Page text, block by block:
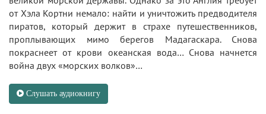
от Хэла Кортни немало: найти и уничтожить предводителя
пиратов, который держит в страхе путешественников,
проплывающих мимо берегов Мадагаскара. Снова
покраснеет от крови океанская вода… Снова начнется
война двух «морских волков»…
Слушать аудиокнигу